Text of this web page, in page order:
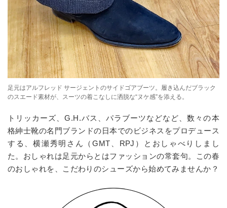
足元はアルフレッド サージェントのサイドゴアブーツ。履き込んだブラック
のスエード素材が、スーツの着こなしに洒脱な“ヌケ感”を添える。
トリッカーズ、G.H.バス、パラブーツなどなど、数々の本
格紳士靴の名門ブランドの日本でのビジネスをプロデュース
する、横瀬秀明さん（GMT RPJ ）とおしゃべりしまし
た。おしゃれは足元からとはファッションの常套句。この春
のおしゃれを、こだわりのシューズから始めてみませんか？